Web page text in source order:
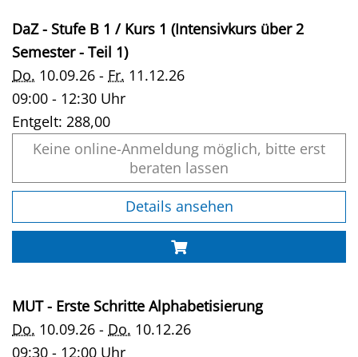
DaZ - Stufe B 1 / Kurs 1 (Intensivkurs über 2
Semester - Teil 1)
Do. 10.09.26 - Fr. 11.12.26
09:00 - 12:30 Uhr
Entgelt: 288,00
Keine online-Anmeldung möglich, bitte erst
beraten lassen
Details ansehen
MUT - Erste Schritte Alphabetisierung
Do. 10.09.26 - Do. 10.12.26
09:30 - 12:00 Uhr